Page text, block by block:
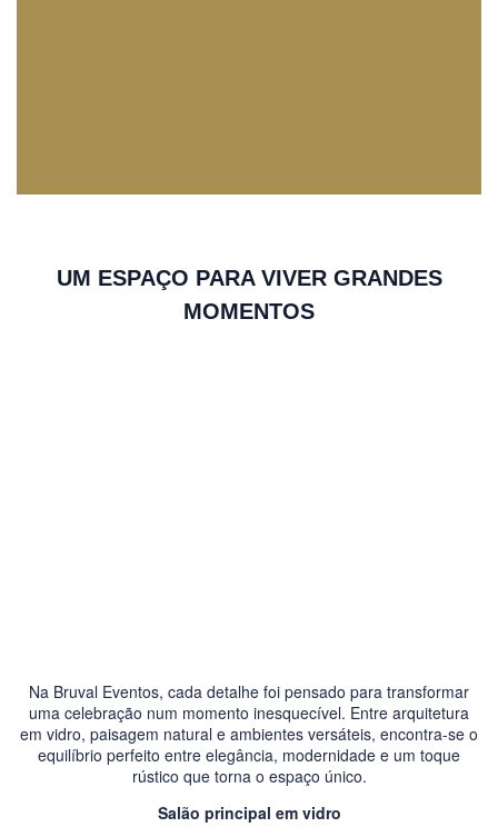
UM ESPAÇO PARA VIVER GRANDES
MOMENTOS
Na Bruval Eventos, cada detalhe foi pensado para transformar
uma celebração num momento inesquecível. Entre arquitetura
em vidro, paisagem natural e ambientes versáteis, encontra-se o
equilíbrio perfeito entre elegância, modernidade e um toque
rústico que torna o espaço único.
Salão principal em vidro